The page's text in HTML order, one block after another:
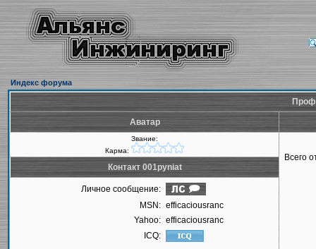
Индекс форума
Аватар
Звание:
Карма:
Всего
Контакт 001pyniat
Личное сообщение:
MSN: efficaciousranc
Yahoo: efficaciousranc
ICQ: